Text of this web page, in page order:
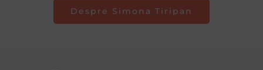
Despre Simona Tiripan